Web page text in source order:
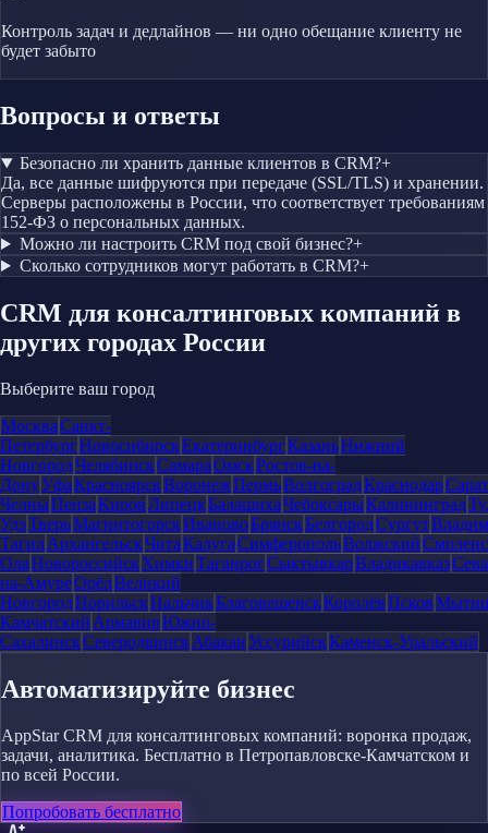
Контроль задач и дедлайнов — ни одно обещание клиенту не
будет забыто
Вопросы и ответы
Безопасно ли хранить данные клиентов в CRM?+
Да, все данные шифруются при передаче (SSL/TLS) и хранении.
Серверы расположены в России, что соответствует требованиям
152-ФЗ о персональных данных.
Можно ли настроить CRM под свой бизнес?+
Сколько сотрудников могут работать в CRM?+
CRM для консалтинговых компаний в
других городах России
Выберите ваш город
МоскваСанкт-
ПетербургНовосибирскЕкатеринбургКазаньНижний
НовгородЧелябинскСамараОмскРостов-на-
ДонуУфаКрасноярскВоронежПермьВолгоградКраснодар
ЧелныПензаКировЛипецкБалашихаЧебоксарыКалининград
УдэТверьМагнитогорскИвановоБрянскБелгородСургут
ТагилАрхангельскЧитаКалугаСимферопольВолжский
ОлаНовороссийскХимкиТаганрогСыктывкарВладикавказ
на-АмуреОрёлВеликий
НовгородНорильскНальчикБлаговещенскКоролёвПсков
Камчатский АрмавирЮжно-
СахалинскСеверодвинскАбаканУссурийскКаменск-Уральский
Автоматизируйте бизнес
AppStar CRM для консалтинговых компаний: воронка продаж,
задачи, аналитика. Бесплатно в Петропавловске-Камчатском и
по всей России.
Попробовать бесплатно